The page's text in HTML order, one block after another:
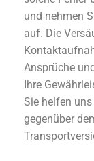
und nehmen
auf. Die
Ansprüche
Ihre
Sie helfen
gegenüber